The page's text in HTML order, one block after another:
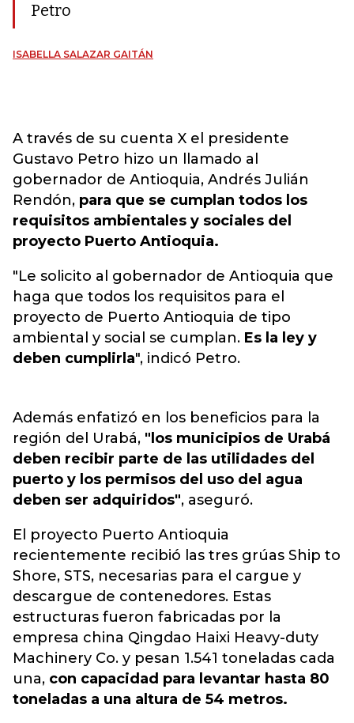
Petro
ISABELLA SALAZAR GAITÁN
A través de su cuenta X el presidente
Gustavo Petro hizo un llamado al
gobernador de Antioquia, Andrés Julián
Rendón, para que se cumplan todos los
requisitos ambientales y sociales del
proyecto Puerto Antioquia.
"Le solicito al gobernador de Antioquia que
haga que todos los requisitos para el
proyecto de Puerto Antioquia de tipo
ambiental y social se cumplan. Es la ley y
deben cumplirla", indicó Petro.
Además enfatizó en los beneficios para la
región del Urabá, "los municipios de Urabá
deben recibir parte de las utilidades del
puerto y los permisos del uso del agua
deben ser adquiridos", aseguró.
El proyecto Puerto Antioquia
recientemente recibió las tres grúas Ship to
Shore, STS, necesarias para el cargue y
descargue de contenedores. Estas
estructuras fueron fabricadas por la
empresa china Qingdao Haixi Heavy-duty
Machinery Co. y pesan 1.541 toneladas cada
una, con capacidad para levantar hasta 80
toneladas a una altura de 54 metros.